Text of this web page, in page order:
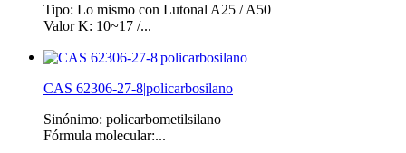
Tipo: Lo mismo con Lutonal A25 / A50
Valor K: 10~17 /...
CAS 62306-27-8|policarbosilano
Sinónimo: policarbometilsilano
Fórmula molecular:...